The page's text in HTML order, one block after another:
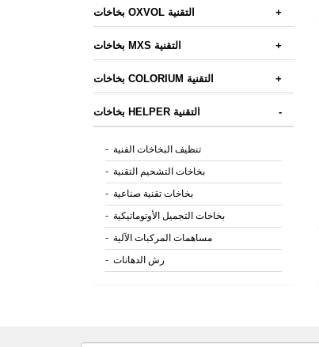
+ بخاخات OXVOL التقنية
+ بخاخات MXS التقنية
+ بخاخات COLORIUM التقنية
- بخاخات HELPER التقنية
- تنظيف البخاخات الفنية
- بخاخات التشحيم التقنية
- بخاخات تقنية صناعية
- بخاخات التجميل الأوتوماتيكية
- مساهمات المركبات الآلية
- رش الدهانات